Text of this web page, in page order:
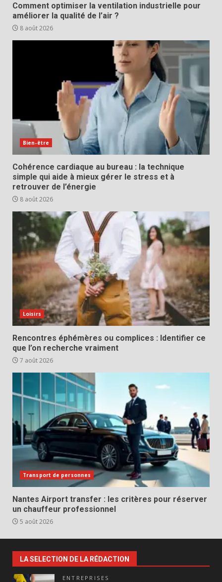
Comment optimiser la ventilation industrielle pour
améliorer la qualité de l’air ?
8 août 2026
Bien-être
Cohérence cardiaque au bureau : la technique
simple qui aide à mieux gérer le stress et à
retrouver de l’énergie
8 août 2026
Loisirs
Rencontres éphémères ou complices : Identifier ce
que l’on recherche vraiment
7 août 2026
Transport de personnes
Nantes Airport transfer : les critères pour réserver
un chauffeur professionnel
5 août 2026
LA SELECTION DE LA RÉDACTION
ENTREPRISES